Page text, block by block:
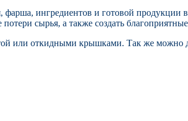
фарша, ингредиентов и готовой продукции
сырья, а также создать
или откидными крышками. Так же можно